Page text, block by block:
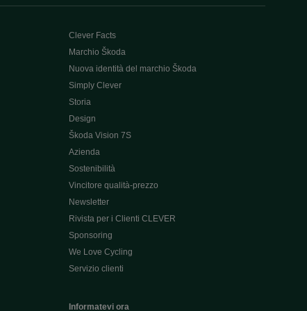
Clever Facts
Marchio Škoda
Nuova identità del marchio Škoda
Simply Clever
Storia
Design
Škoda Vision 7S
Azienda
Sostenibilità
Vincitore qualità-prezzo
Newsletter
Rivista per i Clienti CLEVER
Sponsoring
We Love Cycling
Servizio clienti
Informatevi ora